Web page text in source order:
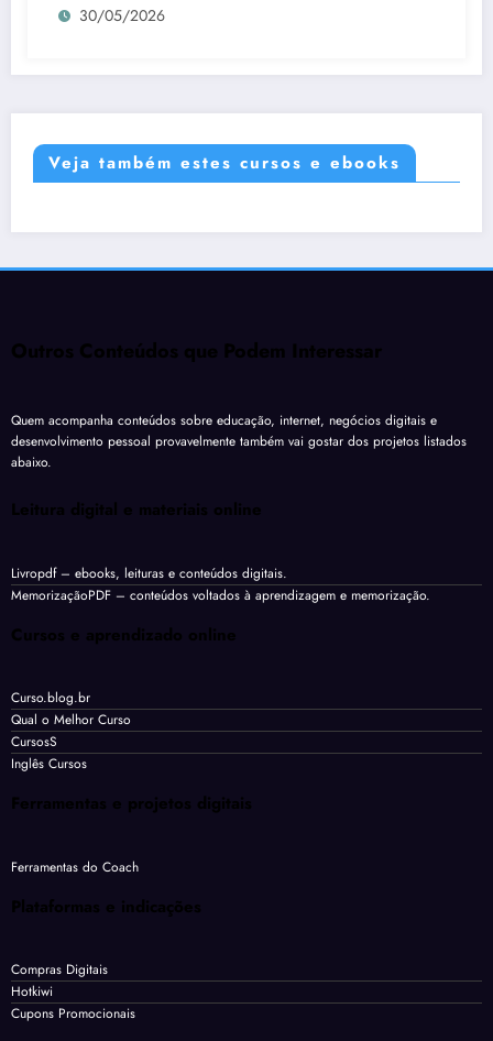
30/05/2026
Veja também estes cursos e ebooks
Outros Conteúdos que Podem Interessar
Quem acompanha conteúdos sobre educação, internet, negócios digitais e
desenvolvimento pessoal provavelmente também vai gostar dos projetos listados
abaixo.
Leitura digital e materiais online
Livropdf– ebooks, leituras e conteúdos digitais.
MemorizaçãoPDF – conteúdos voltados à aprendizagem e memorização.
Cursos e aprendizado online
Curso.blog.br
Qual o Melhor Curso
CursosS
Inglês Cursos
Ferramentas e projetos digitais
Ferramentas do Coach
Plataformas e indicações
Compras Digitais
Hotkiwi
Cupons Promocionais